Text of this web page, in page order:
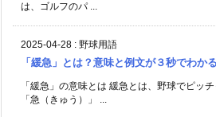
は、ゴルフのパ ...
2025-04-28 : 野球用語
「緩急」とは？意味と例文が３秒でわかる
「緩急」の意味とは 緩急とは、野球でピッ
「急（きゅう）」 ...